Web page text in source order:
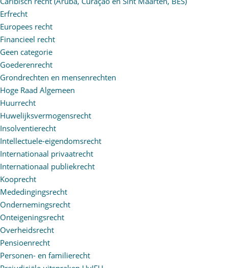
Erfrecht
Europees recht
Financieel recht
Geen categorie
Goederenrecht
Grondrechten en mensenrechten
Hoge Raad Algemeen
Huurrecht
Huwelijksvermogensrecht
Insolventierecht
Intellectuele-eigendomsrecht
Internationaal privaatrecht
Internationaal publiekrecht
Kooprecht
Mededingingsrecht
Ondernemingsrecht
Onteigeningsrecht
Overheidsrecht
Pensioenrecht
Personen- en familierecht